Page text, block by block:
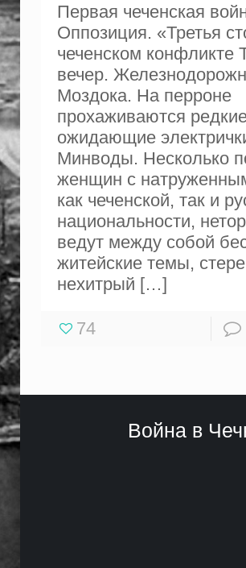
Первая чеченская
Оппозиция. «Третья
чеченском конфликте
вечер.
Моздока. На перроне
прохаживаются
ожидающие
Минводы. Несколько
женщин с
как чеченской, так и
национальности,
ведут между собой
житейские темы,
нехитрый […]
74
Война в